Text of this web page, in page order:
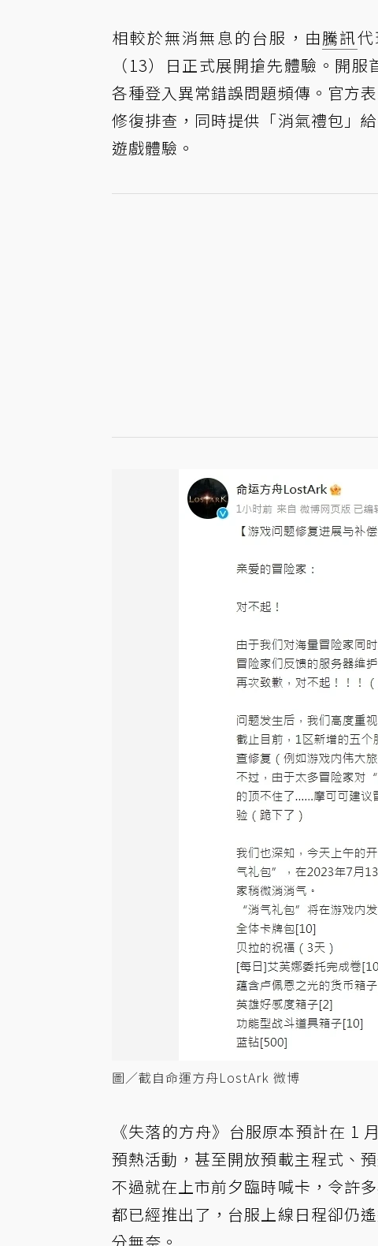
相較於無消無息的台服，由騰訊
（13）日正式展開搶先體驗。開
各種登入異常錯誤問題頻傳。官方
修復排查，同時提供「消氣禮包」
遊戲體驗。
圖／截自命運方舟LostArk 微博
《失落的方舟》台服原本預計在 1
預熱活動，甚至開放預載主程式、
不過就在上市前夕臨時喊卡，令許
都已經推出了，台服上線日程卻仍